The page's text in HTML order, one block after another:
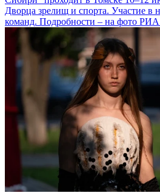
Дворца зрелищ и спорта. Участие в
команд. Подробности – на фото